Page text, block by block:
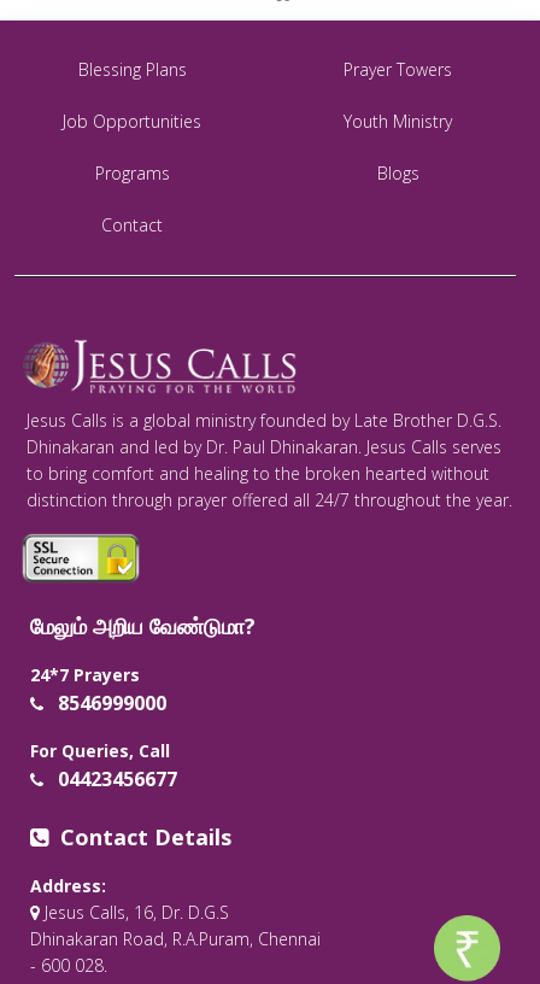
Blessing Plans Prayer Towers
Job Opportunities Youth Ministry
Programs Blogs
Contact
Jesus Calls is a global ministry founded by Late Brother D.G.S.
Dhinakaran and led by Dr. Paul Dhinakaran. Jesus Calls serves
to bring comfort and healing to the broken hearted without
distinction through prayer offered all 24/7 throughout the year.
மேலும் அறிய வேண்டுமா?
24*7 Prayers
8546999000
For Queries, Call
04423456677
Contact Details
Address:
Jesus Calls, 16, Dr. D.G.S
Dhinakaran Road, R.A.Puram, Chennai
- 600 028.